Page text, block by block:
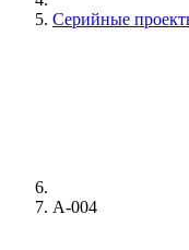
Серийные
A-004